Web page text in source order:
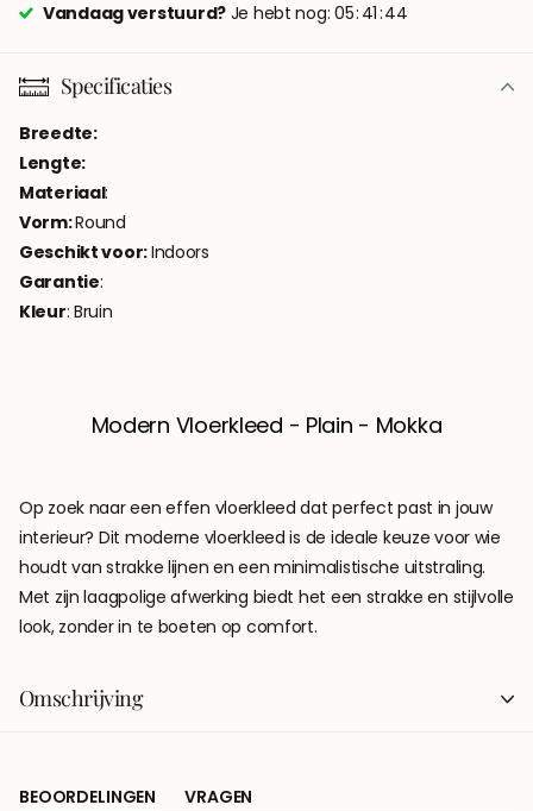
Vandaag verstuurd?Je hebt nog:05 41 44
Specificaties
Breedte:
Lengte:
Materiaal:
Vorm:Round
Geschikt voor:Indoors
Garantie:
Kleur: Bruin
Modern Vloerkleed - Plain - Mokka
Op zoek naar een effen vloerkleed dat perfect past in jouw
interieur? Dit moderne vloerkleed is de ideale keuze voor wie
houdt van strakke lijnen en een minimalistische uitstraling.
Met zijn laagpolige afwerking biedt het een strakke en stijlvolle
look, zonder in te boeten op comfort.
Omschrijving
BEOORDELINGEN VRAGEN